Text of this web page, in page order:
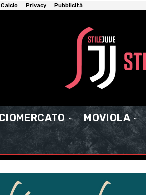
Privacy Pubblicità
MOVIOLA